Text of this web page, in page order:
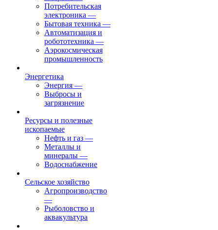
Потребительская
электроника —
Бытовая техника —
Автоматизация и
робототехника —
Аэрокосмическая
промышленность
Энергетика
Энергия —
Выбросы и
загрязнение
Ресурсы и полезные
ископаемые
Нефть и газ —
Металлы и
минералы —
Водоснабжение
Сельское хозяйство
Агропроизводство
—
Рыболовство и
аквакультура